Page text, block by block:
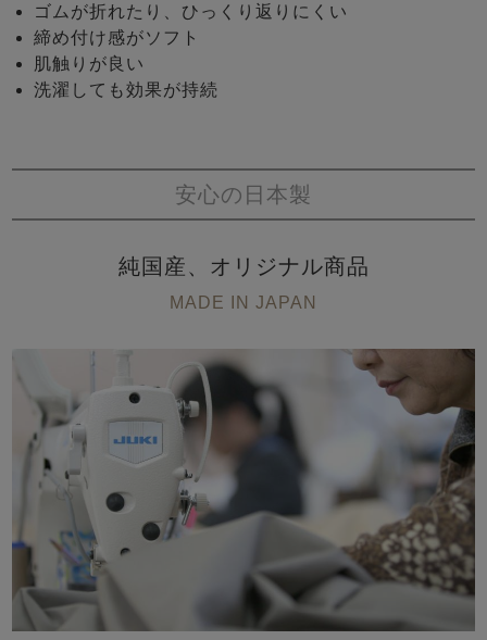
ゴムが折れたり、ひっくり返りにくい
締め付け感がソフト
肌触りが良い
洗濯しても効果が持続
安心の日本製
純国産、オリジナル商品
MADE IN JAPAN